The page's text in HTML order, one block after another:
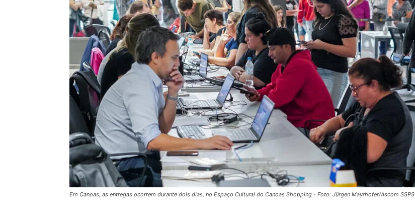
Em Canoas, as entregas ocorrem durante dois dias, no Espaço Cultural do Canoas Shopping - Foto: Jürgen Mayrhofer/Ascom SSPS